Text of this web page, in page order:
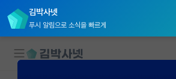
김박사넷
푸시 알림으로 소식을 빠르게